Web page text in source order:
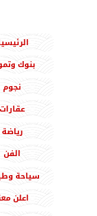
بنوك
نجوم
عقارات
رياضة
الفن
سياحة
اعلن